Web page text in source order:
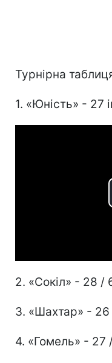
Турнірна
1. «Юність» - 27
2. «Сокіл» - 28 /
3. «Шахтар» -
4. «Гомель» - 27